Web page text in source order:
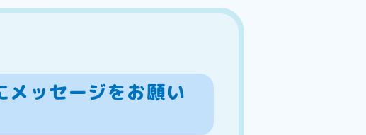
メッセージをお願い